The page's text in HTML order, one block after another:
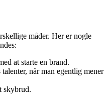
måder. Her er nogle
at starte en brand.
når man egentlig mener
skybrud.